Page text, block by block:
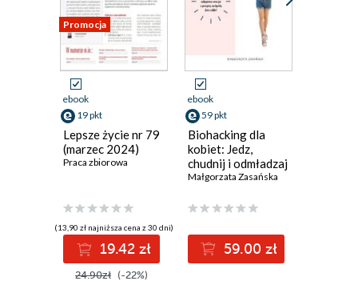
Promocja
ebook
19 pkt
Lepsze życie nr 79
(marzec 2024)
Praca zbiorowa
(13,90 zł najniższa cena z 30 dni)
19.42 zł
24.90zł (-22%)
ebook
59 pkt
Biohacking dla
kobiet: Jedz,
chudnij i odmładzaj
się zgodnie z
Małgorzata Zasańska
59.00 zł